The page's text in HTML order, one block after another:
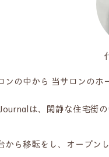
ンの中から 当サロンのホ
は、閑静な住宅街
から移転をし、オープン